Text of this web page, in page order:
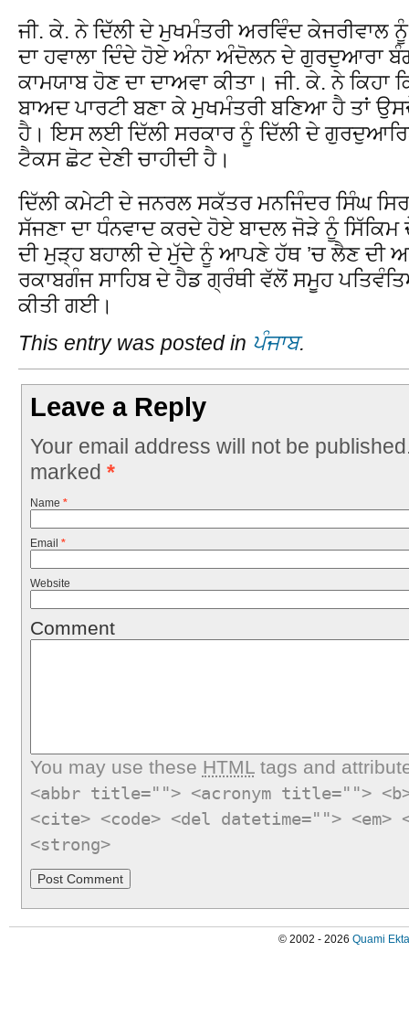
ਜੀ. ਕੇ. ਨੇ ਦਿੱਲੀ ਦੇ ਮੁਖਮੰਤਰੀ ਅਰਵਿੰਦ ਕੇਜਰੀਵਾਲ
ਦਾ ਹਵਾਲਾ ਦਿੰਦੇ ਹੋਏ ਅੰਨਾ ਅੰਦੋਲਨ ਦੇ ਗੁਰਦੁਆਰਾ
ਕਾਮਯਾਬ ਹੋਣ ਦਾ ਦਾਅਵਾ ਕੀਤਾ। ਜੀ. ਕੇ. ਨੇ
ਬਾਅਦ ਪਾਰਟੀ ਬਣਾ ਕੇ ਮੁਖਮੰਤਰੀ ਬਣਿਆ ਹੈ ਤਾਂ
ਹੈ। ਇਸ ਲਈ ਦਿੱਲੀ ਸਰਕਾਰ ਨੂੰ ਦਿੱਲੀ ਦੇ
ਟੈਕਸ ਛੋਟ ਦੇਣੀ ਚਾਹੀਦੀ ਹੈ।
ਦਿੱਲੀ ਕਮੇਟੀ ਦੇ ਜਨਰਲ ਸਕੱਤਰ ਮਨਜਿੰਦਰ ਸਿੰਘ
ਸੱਜਣਾ ਦਾ ਧੰਨਵਾਦ ਕਰਦੇ ਹੋਏ ਬਾਦਲ ਜੋੜੇ ਨੂੰ ਸਿੱਕਿਮ
ਦੀ ਮੁੜ੍ਹ ਬਹਾਲੀ ਦੇ ਮੁੱਦੇ ਨੂੰ ਆਪਣੇ ਹੱਥ ’ਚ ਲੈਣ ਦੀ
ਰਕਾਬਗੰਜ ਸਾਹਿਬ ਦੇ ਹੈਡ ਗ੍ਰੰਥੀ ਵੱਲੋਂ ਸਮੂਹ
ਕੀਤੀ ਗਈ।
This entry was posted in ਪੰਜਾਬ.
Leave a Reply
Your email address will not be
marked *
Name *
Email *
Website
Comment
You may use these HTMLtags and
<abbr title=""> <acronym title="">
<cite> <code> <del datetime="">
<strong>
© 2002 - 2026 Quami